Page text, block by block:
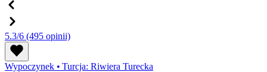
5.3/6 (495 opinii)
Wypoczynek • Turcja: Riwiera Turecka